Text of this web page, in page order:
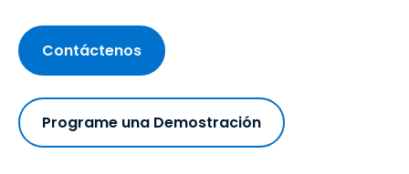
Contáctenos
Programe una Demostración